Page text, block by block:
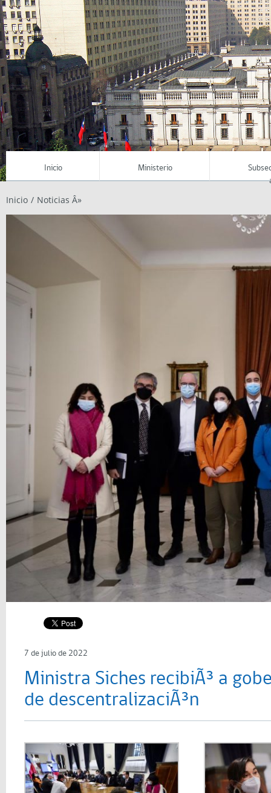
Inicio Ministerio
Inicio / Noticias Â»
7 de julio de 2022
Ministra Siches recibiÃ³ a
de descentralizaciÃ³n